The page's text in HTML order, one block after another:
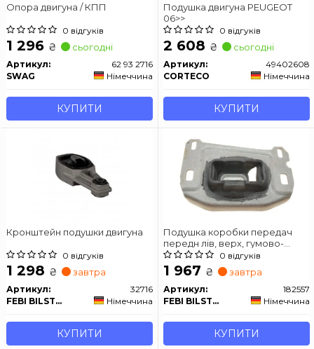
Опора двигуна / КПП
0 відгуків
1 296 ₴ сьогодні
Артикул:
62 93 2716
SWAG
Німеччина
КУПИТИ
Подушка двигуна PEUGEOT
06>>
0 відгуків
2 608 ₴ сьогодні
Артикул:
49402608
CORTECO
Німеччина
КУПИТИ
Кронштейн подушки двигуна
0 відгуків
1 298 ₴ завтра
Артикул:
32716
FEBI BILSTEIN
Німеччина
КУПИТИ
Подушка коробки передач
передн лів, верх, гумово-
металев. DS DS 7 CITROEN
BERLINGO, C3 AIRCROSS I, C4
CACTUS, C4 GRAND PICASSO II,
C4 PICASSO II, C4
SPACETOURER, C5 AIRCROSS
0 відгуків
1 967 ₴ завтра
Артикул:
182557
FEBI BILSTEIN
Німеччина
КУПИТИ